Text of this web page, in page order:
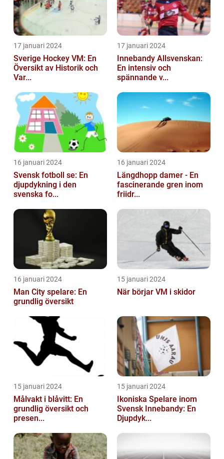
17 januari 2024
Sverige Hockey VM: En
Översikt av Historik och
Var...
17 januari 2024
Innebandy Allsvenskan:
En intensiv och
spännande v...
16 januari 2024
Svensk fotboll se: En
djupdykning i den
svenska fo...
16 januari 2024
Längdhopp damer - En
fascinerande gren inom
friidr...
16 januari 2024
Man City spelare: En
grundlig översikt
15 januari 2024
När börjar VM i skidor
15 januari 2024
Målvakt i blåvitt: En
grundlig översikt och
presen...
15 januari 2024
Ikoniska Spelare inom
Svensk Innebandy: En
Djupdyk...